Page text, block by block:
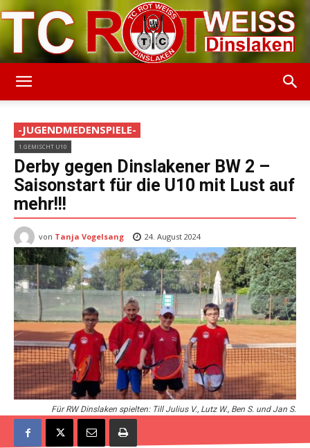
Weiss
Dinslaken
-JUGENDMEDENSPIELE-
1.GEMISCHT U10
Derby gegen Dinslakener BW 2 –
Saisonstart für die U10 mit Lust auf
mehr!!!
von Tanja Vogelsang 24. August 2024
Für RW Dinslaken spielten: Till Julius V., Lutz W., Ben S. und Jan S.